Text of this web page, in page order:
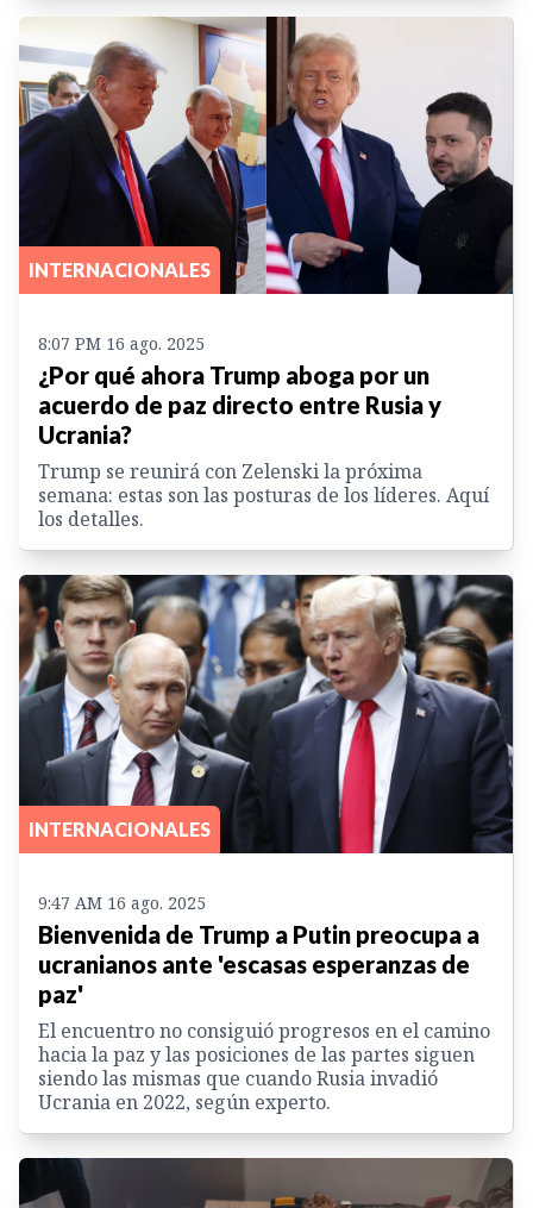
INTERNACIONALES
8:07 PM 16 ago. 2025
¿Por qué ahora Trump aboga por un
acuerdo de paz directo entre Rusia y
Ucrania?
Trump se reunirá con Zelenski la próxima
semana: estas son las posturas de los líderes. Aquí
los detalles.
INTERNACIONALES
9:47 AM 16 ago. 2025
Bienvenida de Trump a Putin preocupa a
ucranianos ante 'escasas esperanzas de
paz'
El encuentro no consiguió progresos en el camino
hacia la paz y las posiciones de las partes siguen
siendo las mismas que cuando Rusia invadió
Ucrania en 2022, según experto.